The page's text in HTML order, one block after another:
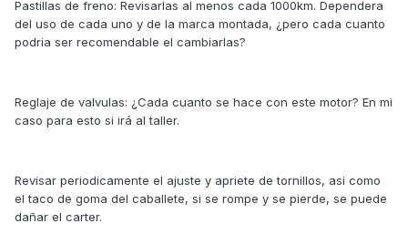
Pastillas de freno: Revisarlas al menos cada 1000km. Dependera
del uso de cada uno y de la marca montada, ¿pero cada cuanto
podria ser recomendable el cambiarlas?
Reglaje de valvulas: ¿Cada cuanto se hace con este motor? En mi
caso para esto si irá al taller.
Revisar periodicamente el ajuste y apriete de tornillos, asi como
el taco de goma del caballete, si se rompe y se pierde, se puede
dañar el carter.